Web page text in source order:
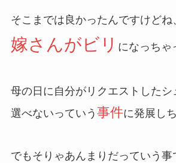
そこまでは良かったんですけど
嫁さんがビリ になっちゃ
母の日に自分がリクエストしたシ
選べないっていう 事件に発展し
でもそりゃあんまりだっていう事